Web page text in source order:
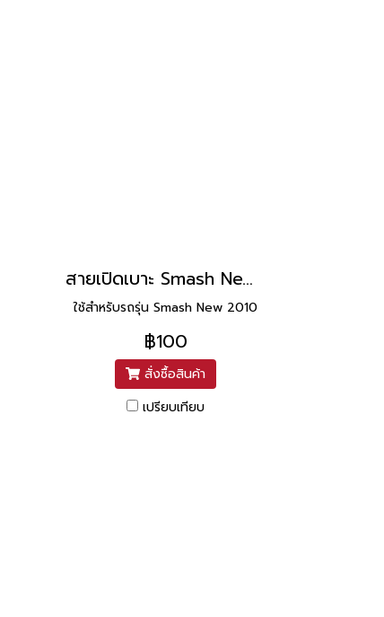
สายเปิดเบาะ Smash New 2010 ยาว 15.5 นิ้ว ยี่ห้อ UNF
ใช้สำหรับรถรุ่น Smash New 2010
฿100
สั่งซื้อสินค้า
เปรียบเทียบ